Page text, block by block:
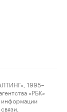
1995–
«РБК»
информации